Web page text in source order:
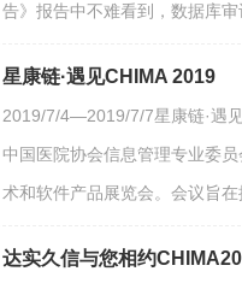
告》报告中不难看到，数据库
星康链·遇见CHIMA 2019
2019/7/4—2019/7/7星康链·遇
中国医院协会信息管理专业委
术和软件产品展览会。会议旨
达实久信与您相约